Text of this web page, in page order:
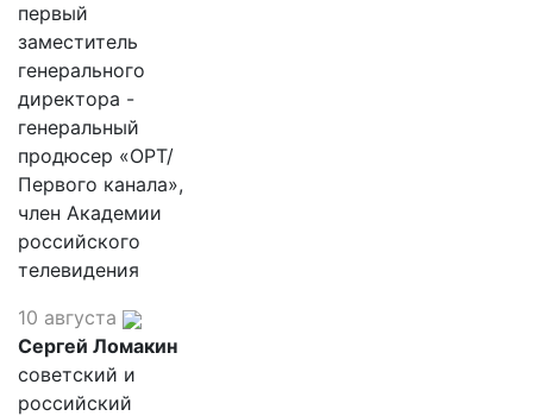
первый
заместитель
генерального
директора -
генеральный
продюсер «ОРТ/
Первого канала»,
член Академии
российского
телевидения
10 августа
Сергей Ломакин
советский и
российский